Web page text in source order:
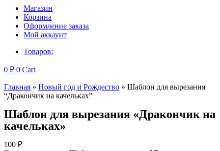
Магазин
Корзина
Оформление заказа
Мой аккаунт
Товаров:
0 ₽ 0 Cart
Главная » Новый год и Рождество » Шаблон для вырезания
“Дракончик на качельках”
Шаблон для вырезания «Дракончик на
качельках»
100 ₽